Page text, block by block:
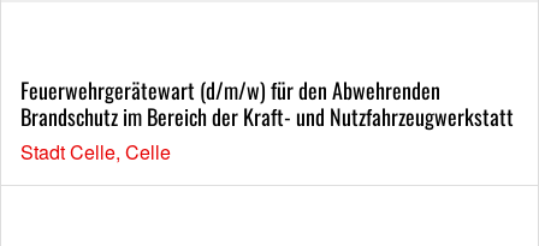
Feuerwehrgerätewart (d/m/w) für den Abwehrenden
Brandschutz im Bereich der Kraft- und Nutzfahrzeugwerkstatt
Stadt Celle, Celle